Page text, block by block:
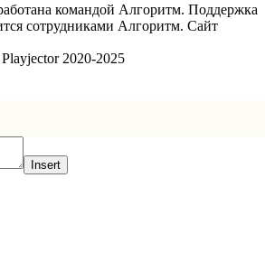
командой Алгоритм. Поддержка
сотрудниками Алгоритм. Сайт
2020-2025
Insert